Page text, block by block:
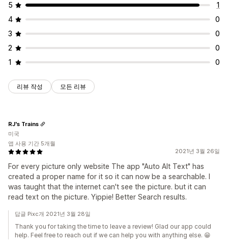
5
1
4
0
3
0
2
0
1
0
리뷰 작성 모든 리뷰
2021년 3월 26일
For every picture only website The app "Auto Alt Text" has
created a proper name for it so it can now be a searchable. I
was taught that the internet can't see the picture. but it can
read text on the picture. Yippie! Better Search results.
RJ's Trains
미국
앱 사용 기간 5개월
답글 Pixc개 2021년 3월 28일
Thank you for taking the time to leave a review! Glad our app could
help. Feel free to reach out if we can help you with anything else. 😁